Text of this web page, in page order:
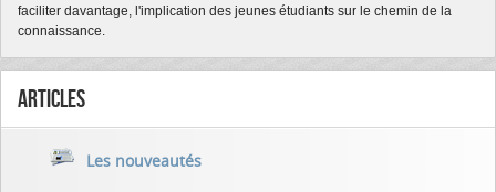
faciliter davantage, l'implication des jeunes étudiants sur le chemin de la
connaissance.
Articles
Les nouveautés